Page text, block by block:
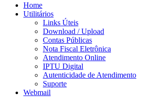
Home
Utilitários
Links Úteis
Download / Upload
Contas Públicas
Nota Fiscal Eletrônica
Atendimento Online
IPTU Digital
Autenticidade de Atendimento
Suporte
Webmail